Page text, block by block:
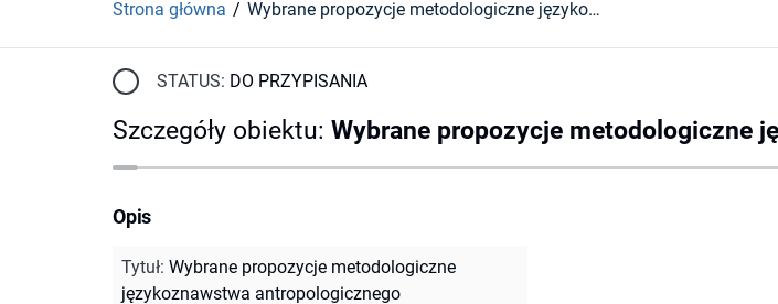
Strona główna Wybrane propozycje metodologiczne językoznawstwa antropologicznego
STATUS: DO PRZYPISANIA
Szczegóły obiektu: Wybrane propozycje metodologiczne
Opis
Tytuł: Wybrane propozycje metodologiczne
językoznawstwa antropologicznego